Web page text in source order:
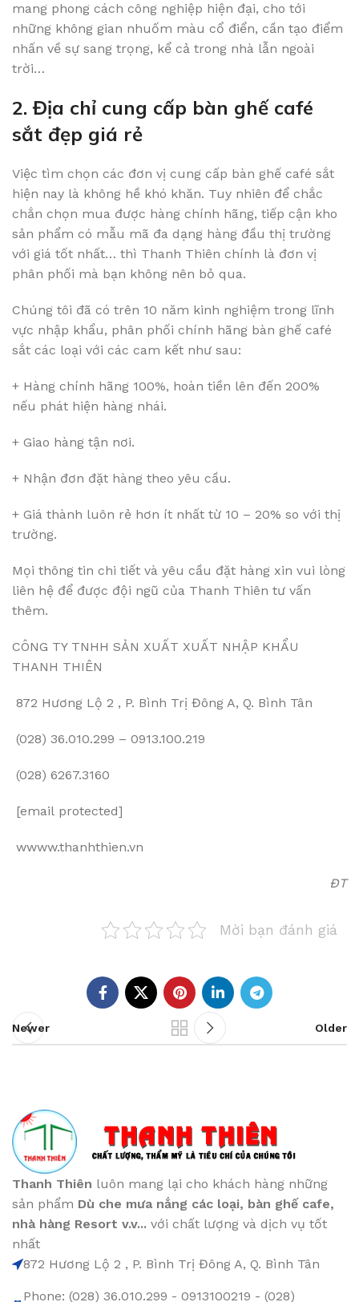
mang phong cách công nghiệp hiện đại, cho tới
những không gian nhuốm màu cổ điển, cần tạo điểm
nhấn về sự sang trọng, kể cả trong nhà lẫn ngoài
trời…
2. Địa chỉ cung cấp bàn ghế café
sắt đẹp giá rẻ
Việc tìm chọn các đơn vị cung cấp bàn ghế café sắt
hiện nay là không hề khó khăn. Tuy nhiên để chắc
chắn chọn mua được hàng chính hãng, tiếp cận kho
sản phẩm có mẫu mã đa dạng hàng đầu thị trường
với giá tốt nhất… thì Thanh Thiên chính là đơn vị
phân phối mà bạn không nên bỏ qua.
Chúng tôi đã có trên 10 năm kinh nghiệm trong lĩnh
vực nhập khẩu, phân phối chính hãng bàn ghế café
sắt các loại với các cam kết như sau:
+ Hàng chính hãng 100%, hoàn tiền lên đến 200%
nếu phát hiện hàng nhái.
+ Giao hàng tận nơi.
+ Nhận đơn đặt hàng theo yêu cầu.
+ Giá thành luôn rẻ hơn ít nhất từ 10 – 20% so với thị
trường.
Mọi thông tin chi tiết và yêu cầu đặt hàng xin vui lòng
liên hệ để được đội ngũ của Thanh Thiên tư vấn
thêm.
CÔNG TY TNHH SẢN XUẤT XUẤT NHẬP KHẨU
THANH THIÊN
872 Hương Lộ 2 , P. Bình Trị Đông A, Q. Bình Tân
(028) 36.010.299 – 0913.100.219
(028) 6267.3160
[email protected]
wwww.thanhthien.vn
ĐT
Mời bạn đánh giá
Newer Older
Thanh Thiên luôn mang lại cho khách hàng những
sản phẩm Dù che mưa nắng các loại, bàn ghế cafe,
nhà hàng Resort v.v... với chất lượng và dịch vụ tốt
nhất
872 Hương Lộ 2 , P. Bình Trị Đông A, Q. Bình Tân
Phone: (028) 36.010.299 - 0913100219 - (028)